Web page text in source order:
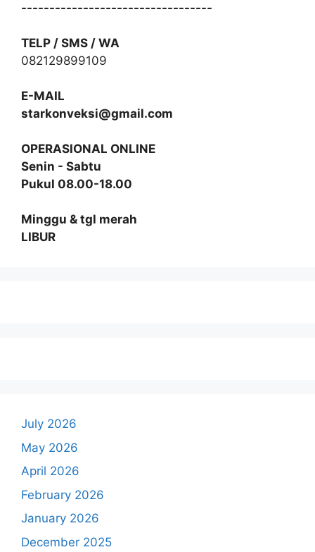
----------------------------------
TELP / SMS / WA
082129899109
E-MAIL
starkonveksi@gmail.com
OPERASIONAL ONLINE
Senin - Sabtu
Pukul 08.00-18.00
Minggu & tgl merah
LIBUR
July 2026
May 2026
April 2026
February 2026
January 2026
December 2025